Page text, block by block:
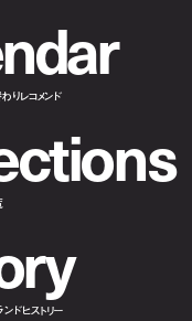
ndar
りレコメンド
ctions
ry
ドヒストリー